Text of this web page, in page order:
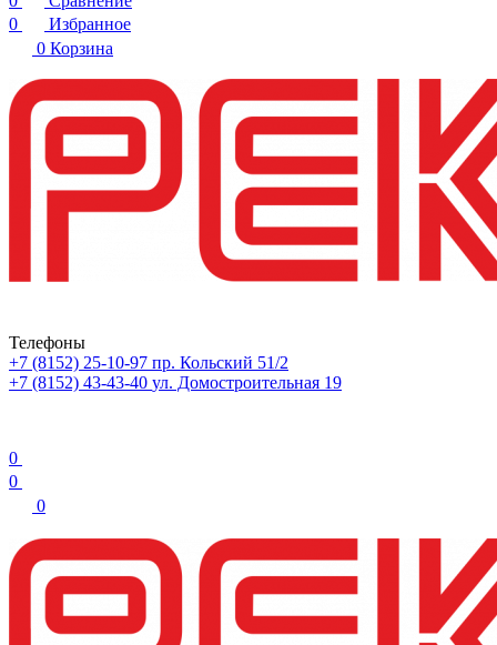
0
Избранное
0 Корзина
Телефоны
+7 (8152) 25-10-97 пр. Кольский 51/2
+7 (8152) 43-43-40 ул. Домостроительная 19
0
0
0